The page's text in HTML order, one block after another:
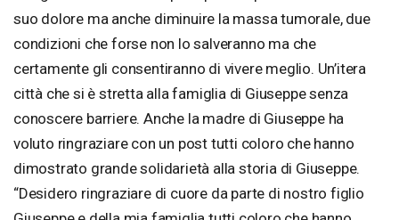
suo dolore ma anche diminuire la massa tumorale, due
condizioni che forse non lo salveranno ma che
certamente gli consentiranno di vivere meglio. Un’itera
città che si è stretta alla famiglia di Giuseppe senza
conoscere barriere. Anche la madre di Giuseppe ha
voluto ringraziare con un post tutti coloro che hanno
dimostrato grande solidarietà alla storia di Giuseppe.
“Desidero ringraziare di cuore da parte di nostro figlio